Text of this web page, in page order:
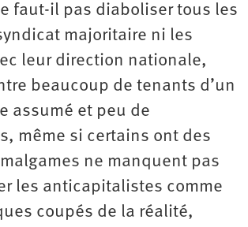
faut-il pas diaboliser tous les
majoritaire ni les
leur direction nationale,
beaucoup de tenants d’un
assumé et peu de
même si certains ont des
ne manquent pas
les anticapitalistes comme
coupés de la réalité,